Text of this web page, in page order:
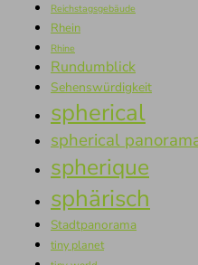
Reichstagsgebäude
Rhein
Rhine
Rundumblick
Sehenswürdigkeit
spherical
spherical
spherique
sphärisch
Stadtpanorama
tiny planet